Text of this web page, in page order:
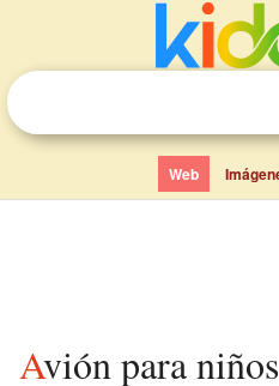
Web
Avión para niños